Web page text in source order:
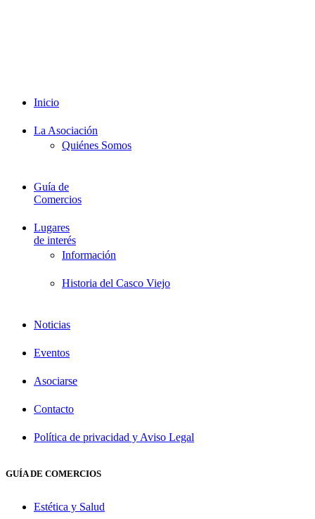
Inicio
La Asociación
Quiénes Somos
Guía de
Comercios
Lugares
de interés
Información
Historia del Casco Viejo
Noticias
Eventos
Asociarse
Contacto
Política de privacidad y Aviso Legal
GUÍA DE COMERCIOS
Estética y Salud